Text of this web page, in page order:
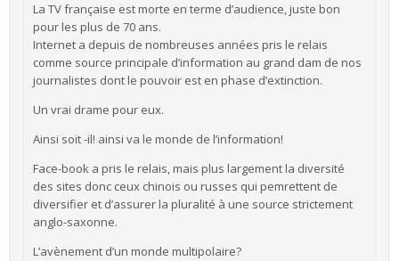
La TV française est morte en terme d’audience, juste bon
pour les plus de 70 ans.
Internet a depuis de nombreuses années pris le relais
comme source principale d’information au grand dam de nos
journalistes dont le pouvoir est en phase d’extinction.
Un vrai drame pour eux.
Ainsi soit -il! ainsi va le monde de l’information!
Face-book a pris le relais, mais plus largement la diversité
des sites donc ceux chinois ou russes qui pemrettent de
diversifier et d’assurer la pluralité à une source strictement
anglo-saxonne.
L’avènement d’un monde multipolaire?